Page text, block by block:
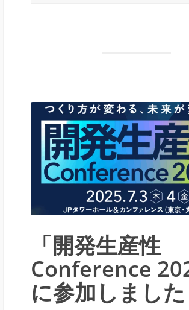
「開発生産性
Conference
に参加しました